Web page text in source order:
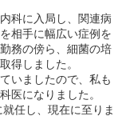
科に入局し、関連病
相手に幅広い症例を
務の傍ら、細菌の培
得しました。
いましたので、私も
医になりました。
任し、現在に至りま